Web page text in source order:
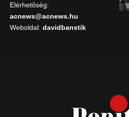
Elérhetőség:
acnews@acnews.hu
Weboldal: davidbanstik